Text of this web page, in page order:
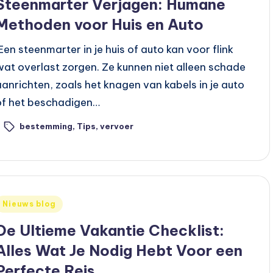
Verjagen: Humane
voor Huis en Auto
steenmarter in je huis of auto kan voor flink
overlast zorgen. Ze kunnen niet alleen schade
zoals het knagen van kabels in je auto
het beschadigen…
bestemming, Tips, vervoer
Nieuws blog
Ultieme Vakantie Checklist:
Wat Je Nodig Hebt Voor een